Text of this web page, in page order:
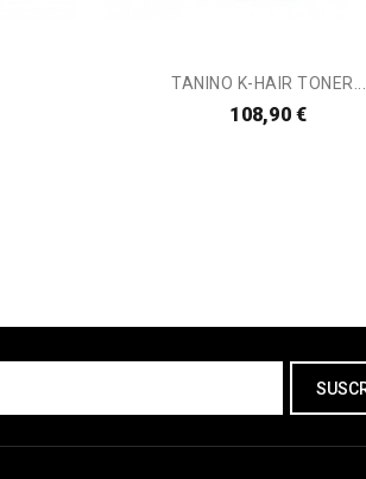
TANINO K-HAIR TONER...
108,90 €